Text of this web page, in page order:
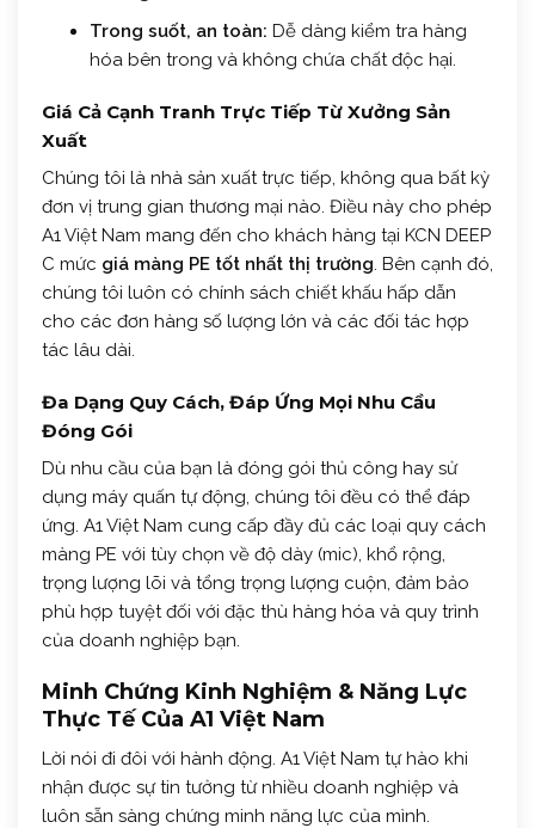
Trong suốt, an toàn: Dễ dàng kiểm tra hàng
hóa bên trong và không chứa chất độc hại.
Giá Cả Cạnh Tranh Trực Tiếp Từ Xưởng Sản
Xuất
Chúng tôi là nhà sản xuất trực tiếp, không qua bất kỳ
đơn vị trung gian thương mại nào. Điều này cho phép
A1 Việt Nam mang đến cho khách hàng tại KCN DEEP
C mức giá màng PE tốt nhất thị trường. Bên cạnh đó,
chúng tôi luôn có chính sách chiết khấu hấp dẫn
cho các đơn hàng số lượng lớn và các đối tác hợp
tác lâu dài.
Đa Dạng Quy Cách, Đáp Ứng Mọi Nhu Cầu
Đóng Gói
Dù nhu cầu của bạn là đóng gói thủ công hay sử
dụng máy quấn tự động, chúng tôi đều có thể đáp
ứng. A1 Việt Nam cung cấp đầy đủ các loại quy cách
màng PE với tùy chọn về độ dày (mic), khổ rộng,
trọng lượng lõi và tổng trọng lượng cuộn, đảm bảo
phù hợp tuyệt đối với đặc thù hàng hóa và quy trình
của doanh nghiệp bạn.
Minh Chứng Kinh Nghiệm & Năng Lực
Thực Tế Của A1 Việt Nam
Lời nói đi đôi với hành động. A1 Việt Nam tự hào khi
nhận được sự tin tưởng từ nhiều doanh nghiệp và
luôn sẵn sàng chứng minh năng lực của mình.